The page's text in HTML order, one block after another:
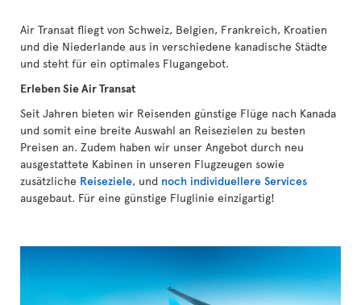
Air Transat fliegt von Schweiz, Belgien, Frankreich, Kroatien
und die Niederlande aus in verschiedene kanadische Städte
und steht für ein optimales Flugangebot.
Erleben Sie Air Transat
Seit Jahren bieten wir Reisenden günstige Flüge nach Kanada
und somit eine breite Auswahl an Reisezielen zu besten
Preisen an. Zudem haben wir unser Angebot durch neu
ausgestattete Kabinen in unseren Flugzeugen sowie
zusätzliche Reiseziele, und noch individuellere Services
ausgebaut. Für eine günstige Fluglinie einzigartig!